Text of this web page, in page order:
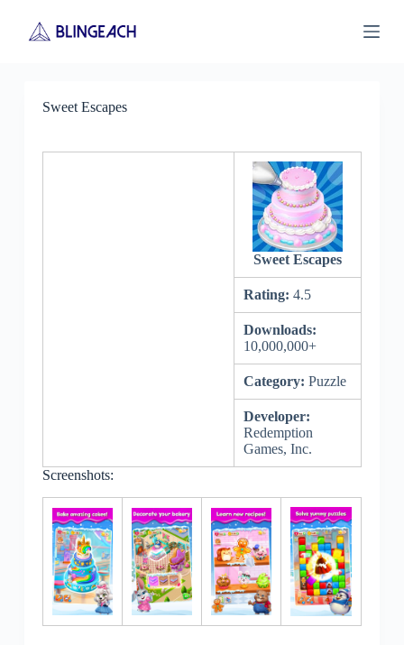
Sweet Escapes
Sweet Escapes
Rating: 4.5
Downloads:
10,000,000+
Category: Puzzle
Developer:
Redemption
Games, Inc.
Screenshots: